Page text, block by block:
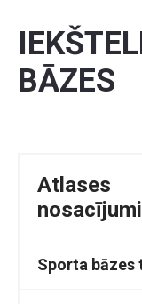
BĀZES
Atlases
nosacījumi
Sporta bāzes